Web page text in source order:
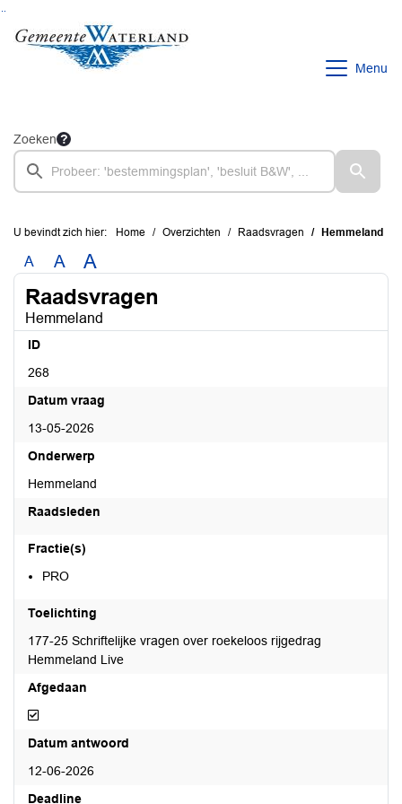
Ga naar de inhoud van deze pagina
Ga naar het zoeken
Ga naar het menu
Menu
Zoeken
U bevindt zich hier: Home Overzichten Raadsvragen Hemmeland
A A A
Raadsvragen
Hemmeland
ID
268
Datum vraag
13-05-2026
Onderwerp
Hemmeland
Raadsleden
Fractie(s)
PRO
Toelichting
177-25 Schriftelijke vragen over roekeloos rijgedrag
Hemmeland Live
Afgedaan
Afgedaan
Datum antwoord
12-06-2026
Deadline